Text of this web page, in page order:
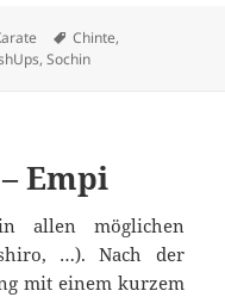
Schlagwörter
Chinte,
,Sochin
Empi
allen möglichen
…). Nach der
mit einem kurzem